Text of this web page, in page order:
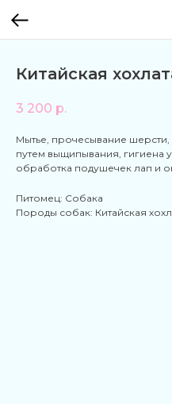
Китайская
3 200 р.
Мытье, прочесывание
путем выщипывания, гигиена
обработка подушечек лап и
Питомец: Собака
Породы собак: Китайская